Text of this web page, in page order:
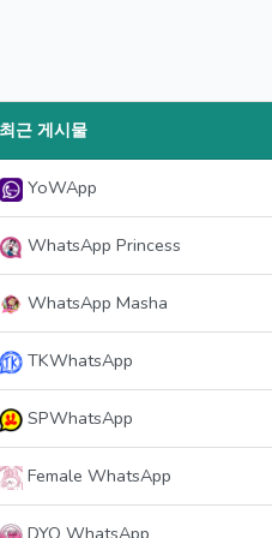
근 게시물
YoWApp
WhatsApp Princess
WhatsApp Masha
TKWhatsApp
SPWhatsApp
Female WhatsApp
DYO WhatsApp